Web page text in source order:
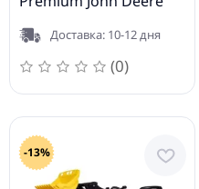
651047Доставка: 10-12 дня
(0)
-13%